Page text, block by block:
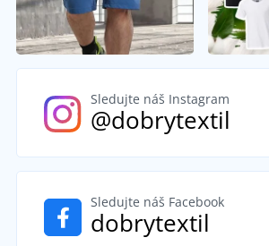
Sledujte náš Instagram
@dobrytextil
Sledujte náš Facebook
dobrytextil